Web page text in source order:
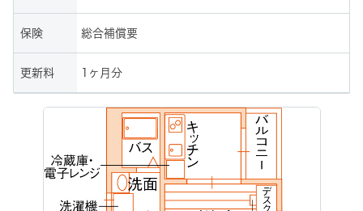
保険 総合補償要
更新料 1ヶ月分